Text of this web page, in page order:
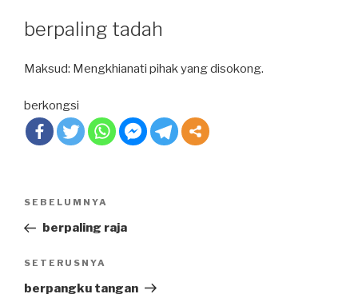
berpaling tadah
Maksud: Mengkhianati pihak yang disokong.
berkongsi
Post
Previous
Post
SEBELUMNYA
berpaling raja
Next
Post
SETERUSNYA
berpangku tangan